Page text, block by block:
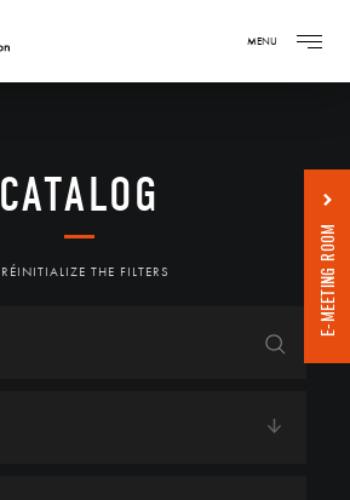
MENU
CATALOG
RÉINITIALIZE THE FILTERS E-MEETING ROOM